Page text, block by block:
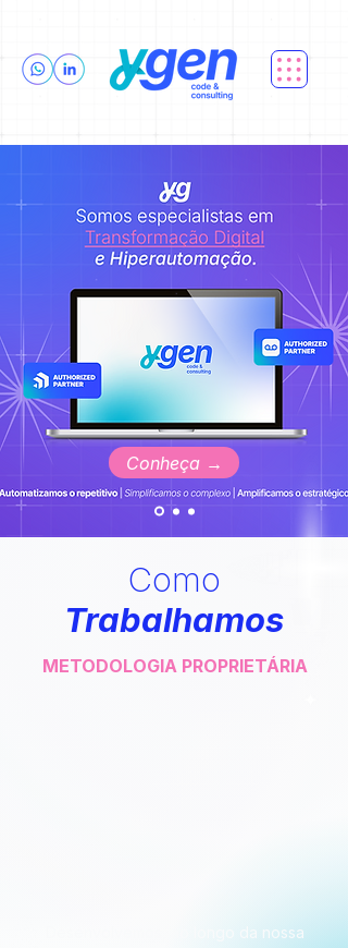
Conheça →
Como
Trabalhamos
METODOLOGIA PROPRIETÁRIA
Desenvolvemos, ao longo da nossa